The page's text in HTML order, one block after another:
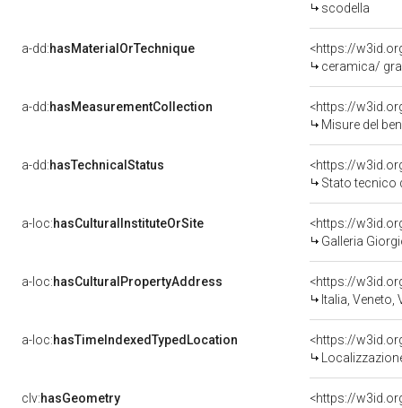
scodella
a-dd:hasMaterialOrTechnique
<https://
ceramica/
a-dd:hasMeasurementCollection
<https://
Misure del
a-dd:hasTechnicalStatus
<https://
Stato tecnico
a-loc:hasCulturalInstituteOrSite
<https://
Galleria
a-loc:hasCulturalPropertyAddress
<https://
Italia, Veneto,
a-loc:hasTimeIndexedTypedLocation
<https://
clv:hasGeometry
<https://